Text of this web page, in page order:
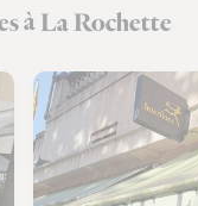
à La Rochette